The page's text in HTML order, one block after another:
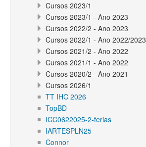
Cursos 2023/1
Cursos 2023/1 - Ano 2023
Cursos 2022/2 - Ano 2023
Cursos 2022/1 - Ano 2022/2023
Cursos 2021/2 - Ano 2022
Cursos 2021/1 - Ano 2022
Cursos 2020/2 - Ano 2021
Cursos 2026/1
TT IHC 2026
TopBD
ICC0622025-2-ferias
IARTESPLN25
Connor